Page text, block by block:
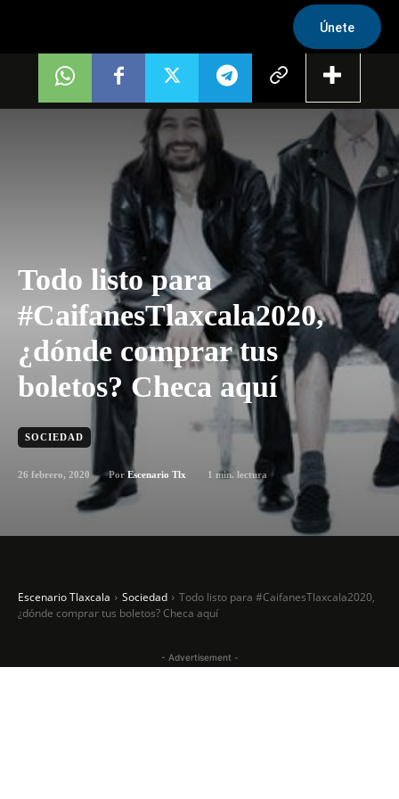
Únete
Todo listo para
#CaifanesTlaxcala2020,
¿dónde comprar tus
boletos? Checa aquí
SOCIEDAD
26 febrero, 2020 Por Escenario Tlx 1 min. lectura
Escenario Tlaxcala Sociedad
Todo listo para #CaifanesTlaxcala2020,
¿dónde comprar tus boletos? Checa aquí
- Advertisement -